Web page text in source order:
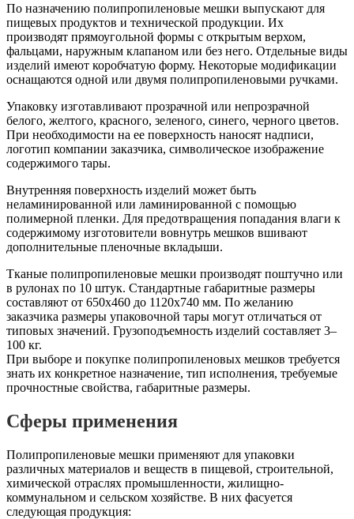
По назначению полипропиленовые мешки выпускают для
пищевых продуктов и технической продукции. Их
производят прямоугольной формы с открытым верхом,
фальцами, наружным клапаном или без него. Отдельные виды
изделий имеют коробчатую форму. Некоторые модификации
оснащаются одной или двумя полипропиленовыми ручками.
Упаковку изготавливают прозрачной или непрозрачной
белого, желтого, красного, зеленого, синего, черного цветов.
При необходимости на ее поверхность наносят надписи,
логотип компании заказчика, символическое изображение
содержимого тары.
Внутренняя поверхность изделий может быть
неламинированной или ламинированной с помощью
полимерной пленки. Для предотвращения попадания влаги к
содержимому изготовители вовнутрь мешков вшивают
дополнительные пленочные вкладыши.
Тканые полипропиленовые мешки производят поштучно или
в рулонах по 10 штук. Стандартные габаритные размеры
составляют от 650х460 до 1120х740 мм. По желанию
заказчика размеры упаковочной тары могут отличаться от
типовых значений. Грузоподъемность изделий составляет 3–
100 кг.
При выборе и покупке полипропиленовых мешков требуется
знать их конкретное назначение, тип исполнения, требуемые
прочностные свойства, габаритные размеры.
Сферы применения
Полипропиленовые мешки применяют для упаковки
различных материалов и веществ в пищевой, строительной,
химической отраслях промышленности, жилищно-
коммунальном и сельском хозяйстве. В них фасуется
следующая продукция: